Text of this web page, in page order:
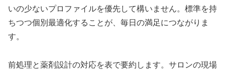
いの少ないプロファイルを優先して構いません。標準を持
ちつつ個別最適化することが、毎日の満足につながりま
す。
前処理と薬剤設計の対応を表で要約します。サロンの現場